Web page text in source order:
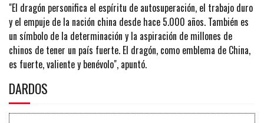
"El dragón personifica el espíritu de autosuperación, el trabajo duro
y el empuje de la nación china desde hace 5.000 años. También es
un símbolo de la determinación y la aspiración de millones de
chinos de tener un país fuerte. El dragón, como emblema de China,
es fuerte, valiente y benévolo", apuntó.
DARDOS